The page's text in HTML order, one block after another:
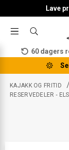
Lave
TOGGLESØK
MERKE
60 dagers
KAJAKK OG FRITID /
RESERVEDELER -